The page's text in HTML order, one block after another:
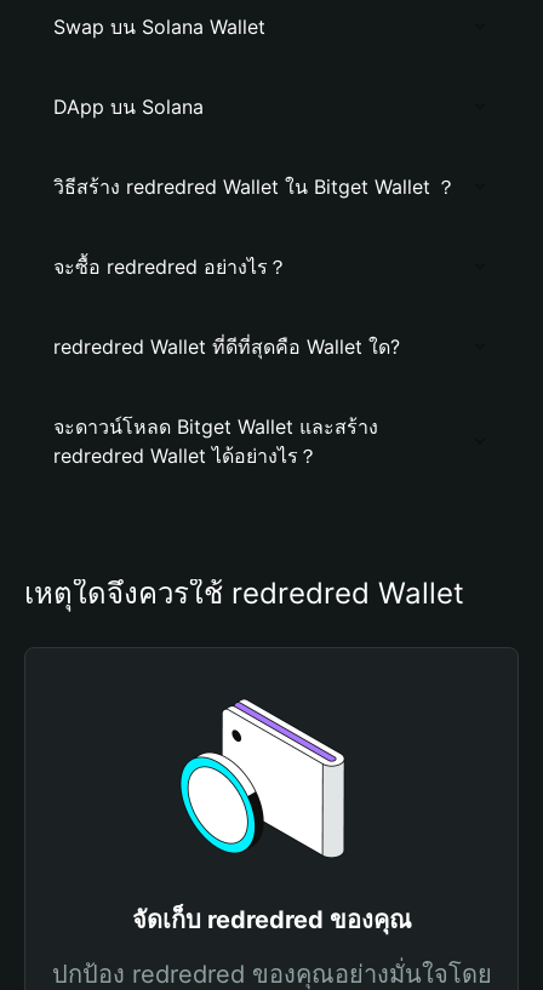
Swap บน Solana Wallet
DApp บน Solana
วิธีสร้าง redredred Wallet ใน Bitget Wallet ？
จะซื้อ redredred อย่างไร？
redredred Wallet ที่ดีที่สุดคือ Wallet ใด?
จะดาวน์โหลด Bitget Wallet และสร้าง
redredred Wallet ได้อย่างไร？
เหตุใดจึงควรใช้ redredred Wallet
จัดเก็บ redredred ของคุณ
ปกป้อง redredred ของคุณอย่างมั่นใจโดย